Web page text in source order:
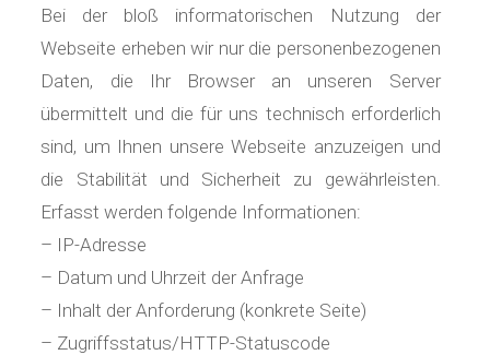
Bei der bloß informatorischen Nutzung der
Webseite erheben wir nur die personenbezogenen
Daten, die Ihr Browser an unseren Server
übermittelt und die für uns technisch erforderlich
sind, um Ihnen unsere Webseite anzuzeigen und
die Stabilität und Sicherheit zu gewährleisten.
Erfasst werden folgende Informationen:
– IP-Adresse
– Datum und Uhrzeit der Anfrage
– Inhalt der Anforderung (konkrete Seite)
– Zugriffsstatus/HTTP-Statuscode